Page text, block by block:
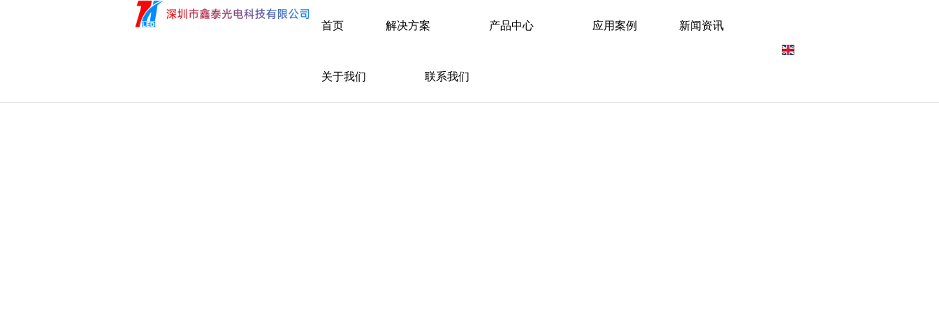
首页 解决方案 产品中心 应用案例 新闻资讯
关于我们 联系我们